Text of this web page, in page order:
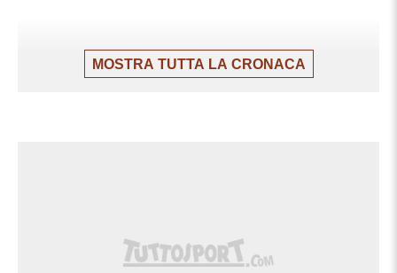
MOSTRA TUTTA LA CRONACA